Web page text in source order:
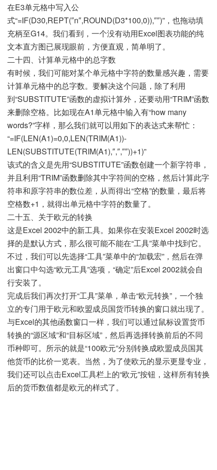
在E3单元格中写入公
式“=IF(D30,REPT(″n″,ROUND(D3*100,0)),″″)”，也拖动填
充柄至G14。我们看到，一个没有动用Excel图表功能的纯
文本直方图已展现眼前，方便直观，简单明了。
二十四、计算单元格中的总字数
有时候，我们可能对某个单元格中字符的数量感兴趣，需要
计算单元格中的总字数。要解决这个问题，除了利用
到“SUBSTITUTE”函数的虚拟计算外，还要动用“TRIM”函数
来删除空格。比如现在A1单元格中输入有“how many
words?”字样，那么我们就可以用如下的表达式来帮忙：
“=IF(LEN(A1)=0,0,LEN(TRIM(A1))-
LEN(SUBSTITUTE(TRIM(A1),″,″,″″))+1)”
该式的含义是先用“SUBSTITUTE”函数创建一个新字符串，
并且利用“TRIM”函数删除其中字符间的空格，然后计算此字
符串和原字符串的数位差，从而得出“空格”的数量，最后将
空格数+1，就得出单元格中字符的数量了。
二十五、关于欧元的转换
这是Excel 2002中的新工具。如果你在安装Excel 2002时选
择的是默认方式，那么很可能不能在“工具”菜单中找到它。
不过，我们可以先选择“工具”菜单中的“加载宏”，然后在弹
出窗口中勾选“欧元工具”选项，“确定”后Excel 2002就会自
行安装了。
完成后我们再次打开“工具”菜单，单击“欧元转换”，一个独
立的专门用于欧元和欧盟成员国货币转换的窗口就出现了。
与Excel的其他函数窗口一样，我们可以通过鼠标设置货币
转换的“源区域”和“目标区域”，然后再选择转换前后的不同
币种即可。所示的就是“100欧元”分别转换成欧盟成员国其
他货币的比价一览表。当然，为了使欧元的显示更显专业，
我们还可以点击Excel工具栏上的“欧元”按钮，这样所有转换
后的货币数值都是欧元的样式了。